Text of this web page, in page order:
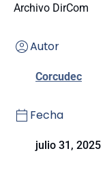
Archivo DirCom
Autor
Corcudec
Fecha
julio 31, 2025